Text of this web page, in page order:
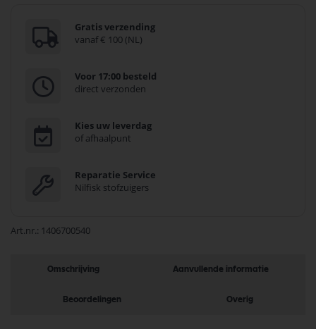
Gratis verzending
vanaf € 100 (NL)
Voor 17:00 besteld
direct verzonden
Kies uw leverdag
of afhaalpunt
Reparatie Service
Nilfisk stofzuigers
Art.nr. 1406700540
Omschrijving Aanvullende informatie
Beoordelingen Overig